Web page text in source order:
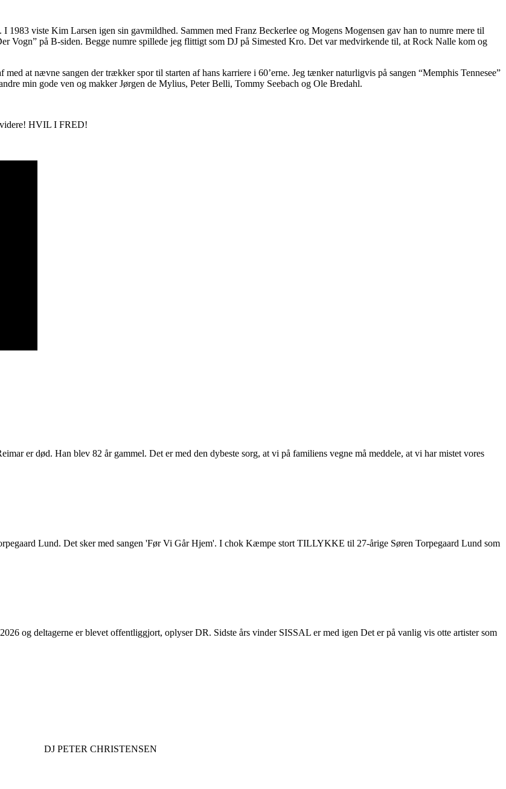
1983 viste Kim Larsen igen sin gavmildhed. Sammen med Franz Beckerlee og Mogens Mogensen gav han to numre mere til
Vogn” på B-siden. Begge numre spillede jeg flittigt som DJ på Simested Kro. Det var medvirkende til, at Rock Nalle kom og
at nævne sangen der trækker spor til starten af hans karriere i 60’erne. Jeg tænker naturligvis på sangen “Memphis Tennesee”
min gode ven og makker Jørgen de Mylius, Peter Belli, Tommy Seebach og Ole Bredahl.
videre! HVIL I FRED!
er død. Han blev 82 år gammel. Det er med den dybeste sorg, at vi på familiens vegne må meddele, at vi har mistet vores
Lund. Det sker med sangen 'Før Vi Går Hjem'. I chok Kæmpe stort TILLYKKE til 27-årige Søren Torpegaard Lund som
og deltagerne er blevet offentliggjort, oplyser DR. Sidste års vinder SISSAL er med igen Det er på vanlig vis otte artister som
DJPETER CHRISTENSEN